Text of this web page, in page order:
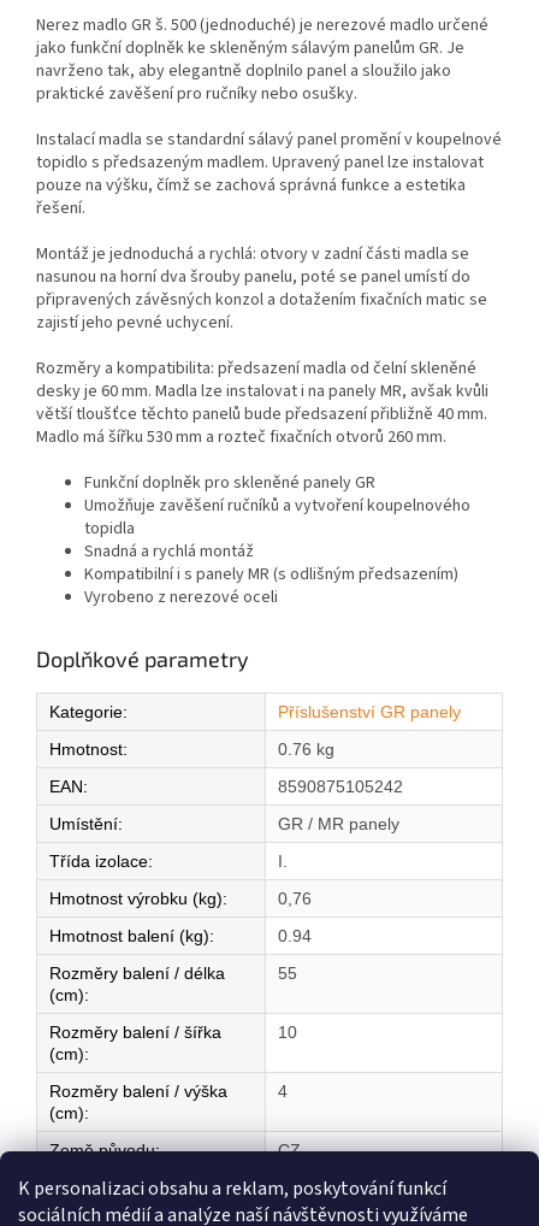
K personalizaci obsahu a reklam, poskytování funkcí
sociálních médií a analýze naší návštěvnosti využíváme
Nerez madlo GR š. 500 (jednoduché) je nerezové madlo určené
jako funkční doplněk ke skleněným sálavým panelům GR. Je
navrženo tak, aby elegantně doplnilo panel a sloužilo jako
praktické zavěšení pro ručníky nebo osušky.
Instalací madla se standardní sálavý panel promění v koupelnové
topidlo s předsazeným madlem. Upravený panel lze instalovat
pouze na výšku, čímž se zachová správná funkce a estetika
řešení.
Montáž je jednoduchá a rychlá: otvory v zadní části madla se
nasunou na horní dva šrouby panelu, poté se panel umístí do
připravených závěsných konzol a dotažením fixačních matic se
zajistí jeho pevné uchycení.
Rozměry a kompatibilita: předsazení madla od čelní skleněné
desky je 60 mm. Madla lze instalovat i na panely MR, avšak kvůli
větší tloušťce těchto panelů bude předsazení přibližně 40 mm.
Madlo má šířku 530 mm a rozteč fixačních otvorů 260 mm.
Funkční doplněk pro skleněné panely GR
Umožňuje zavěšení ručníků a vytvoření koupelnového
topidla
Snadná a rychlá montáž
Kompatibilní i s panely MR (s odlišným předsazením)
Vyrobeno z nerezové oceli
Doplňkové parametry
Kategorie:
Příslušenství GR panely
Hmotnost:
0.76 kg
EAN:
8590875105242
Umístění:
GR / MR panely
Třída izolace:
I.
Hmotnost výrobku (kg):
0,76
Hmotnost balení (kg):
0.94
Rozměry balení / délka
(cm):
55
Rozměry balení / šířka
(cm):
10
Rozměry balení / výška
(cm):
4
Země původu: CZ